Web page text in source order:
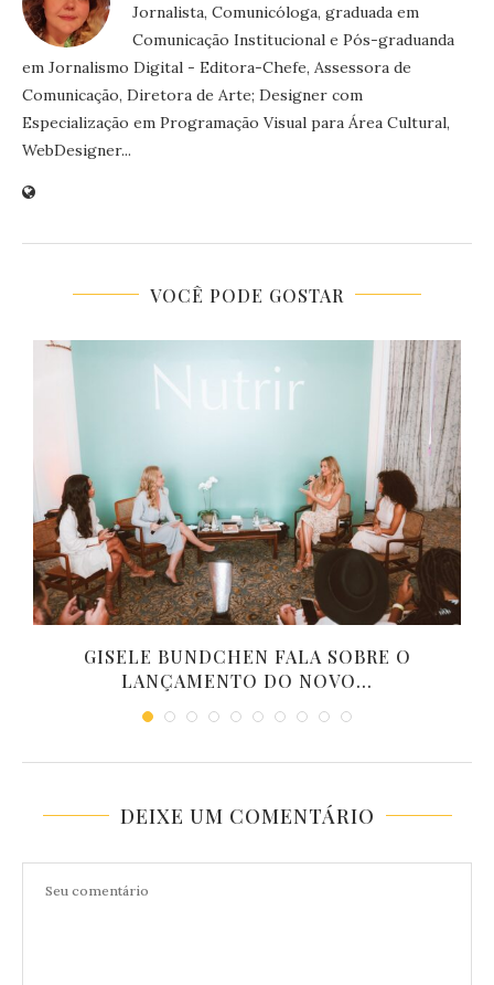
Jornalista, Comunicóloga, graduada em
Comunicação Institucional e Pós-graduanda
em Jornalismo Digital - Editora-Chefe, Assessora de
Comunicação, Diretora de Arte; Designer com
Especialização em Programação Visual para Área Cultural,
WebDesigner...
VOCÊ PODE GOSTAR
GISELE BUNDCHEN FALA SOBRE O
LANÇAMENTO DO NOVO...
DEIXE UM COMENTÁRIO